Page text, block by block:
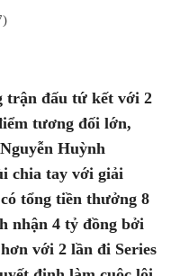
trận đấu tứ kết với 2
tương đối lớn,
Huỳnh
chia tay với giải
tổng tiền thưởng 8
nhận 4 tỷ đồng bởi
với 2 lần đi Series